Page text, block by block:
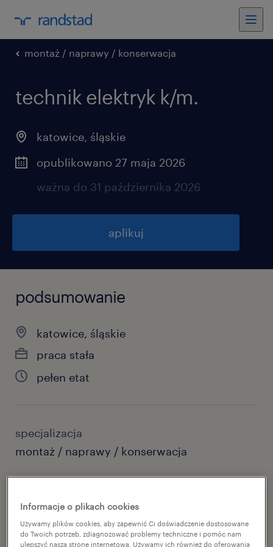
montaż / naprawy / konserwacja
technik elektryk k/m.
katowice, śląskie
opublikowano 27 maja 2026
ważna do 31 października 2026
aplikuj
podsumowanie
katowice, śląskie
praca stała
pełen etat
specjalizacja
montaż / naprawy / konserwacja
reference number
46926815
Informacje o plikach cookies
Używamy plików cookies, aby zapewnić Ci doświadczenie dostosowane
do Twoich potrzeb, zdiagnozować problemy techniczne i pomóc nam
ulepszyć naszą stronę internetową. Używamy ich również do oferowania